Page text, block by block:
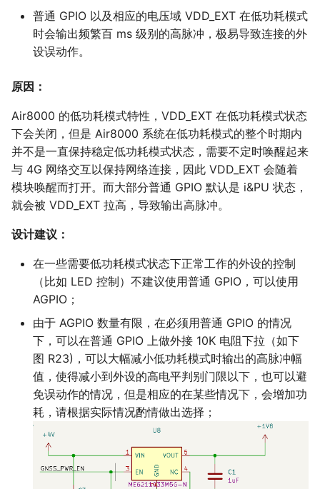
普通 GPIO 以及相应的电压域 VDD_EXT 在低功耗模式
时会输出频繁百 ms 级别的高脉冲，极易导致连接的外
设误动作。
原因：
Air8000 的低功耗模式特性，VDD_EXT 在低功耗模式状态
下会关闭，但是 Air8000 系统在低功耗模式的整个时期内
并不是一直保持稳定低功耗模式状态，需要不定时唤醒起来
与 4G 网络交互以保持网络连接，因此 VDD_EXT 会随着
模块唤醒而打开。而大部分普通 GPIO 默认是 i&PU 状态，
就会被 VDD_EXT 拉高，导致输出高脉冲。
设计建议：
在一些需要低功耗模式状态下正常工作的外设的控制
（比如 LED 控制）不建议使用普通 GPIO，可以使用
AGPIO；
由于 AGPIO 数量有限，在必须用普通 GPIO 的情况
下，可以在普通 GPIO 上做外接 10K 电阻下拉（如下
图 R23)，可以大幅减小低功耗模式时输出的高脉冲幅
值，使得减小到外设的高电平判别门限以下，也可以避
免误动作的情况，但是相应的在某些情况下，会增加功
耗，请根据实际情况酌情做出选择；